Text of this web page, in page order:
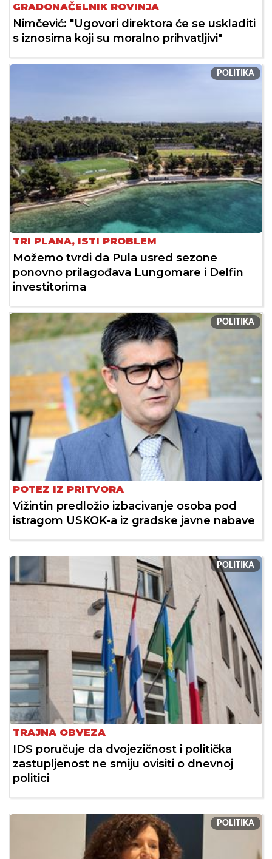
GRADONAČELNIK ROVINJA
Nimčević: "Ugovori direktora će se uskladiti
s iznosima koji su moralno prihvatljivi"
POLITIKA
TRI PLANA, ISTI PROBLEM
Možemo tvrdi da Pula usred sezone
ponovno prilagođava Lungomare i Delfin
investitorima
POLITIKA
POTEZ IZ PRITVORA
Vižintin predložio izbacivanje osoba pod
istragom USKOK-a iz gradske javne nabave
POLITIKA
TRAJNA OBVEZA
IDS poručuje da dvojezičnost i politička
zastupljenost ne smiju ovisiti o dnevnoj
politici
POLITIKA